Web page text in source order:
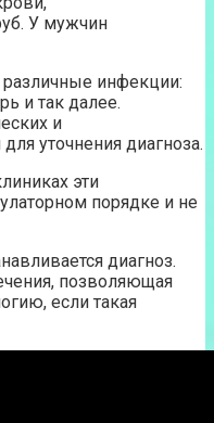
У мужчин
инфекции:
и так далее.
и
уточнения диагноза.
эти
порядке и не
диагноз.
позволяющая
если такая